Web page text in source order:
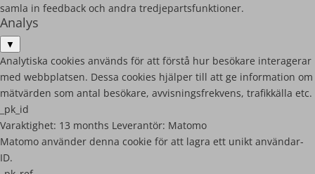
samla in feedback och andra tredjepartsfunktioner.
Analys
▼
Analytiska cookies används för att förstå hur besökare interagerar
med webbplatsen. Dessa cookies hjälper till att ge information om
mätvärden som antal besökare, avvisningsfrekvens, trafikkälla etc.
_pk_id
Varaktighet: 13 months Leverantör: Matomo
Matomo använder denna cookie för att lagra ett unikt användar-
ID.